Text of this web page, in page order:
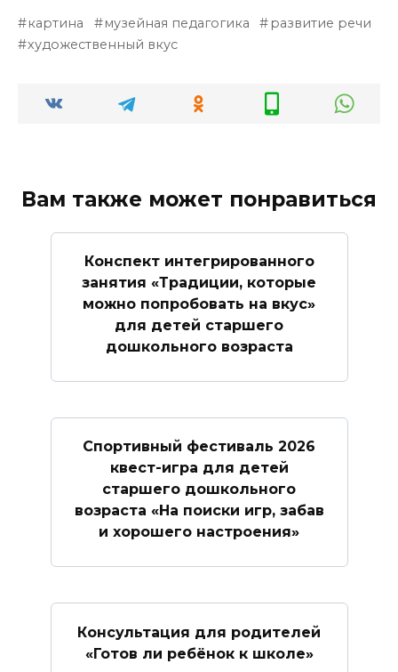
картина музейная педагогика
развитие речи
художественный вкус
Вам также может понравиться
Конспект интегрированного
занятия «Традиции, которые
можно попробовать на вкус»
для детей старшего
дошкольного возраста
Спортивный фестиваль 2026
квест-игра для детей
старшего дошкольного
возраста «На поиски игр, забав
и хорошего настроения»
Консультация для родителей
«Готов ли ребёнок к школе»